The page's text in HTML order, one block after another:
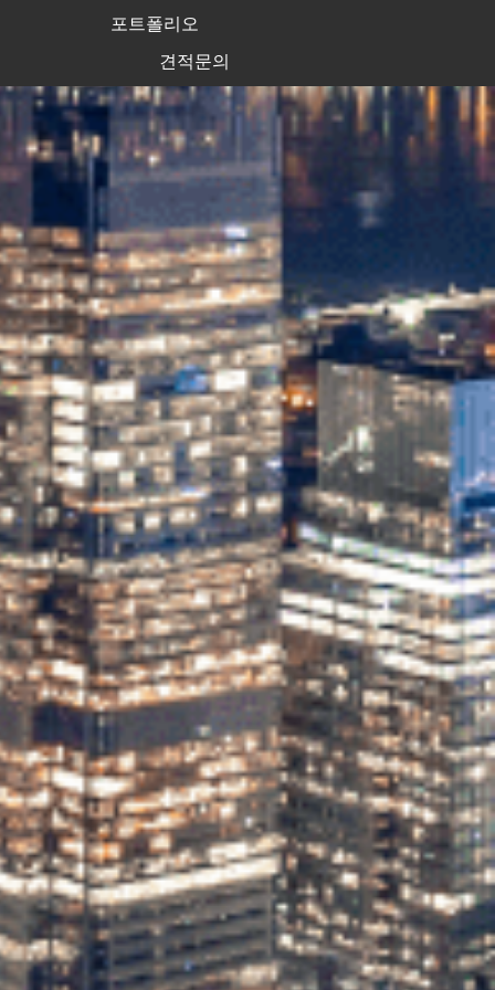
포트폴리오
견적문의